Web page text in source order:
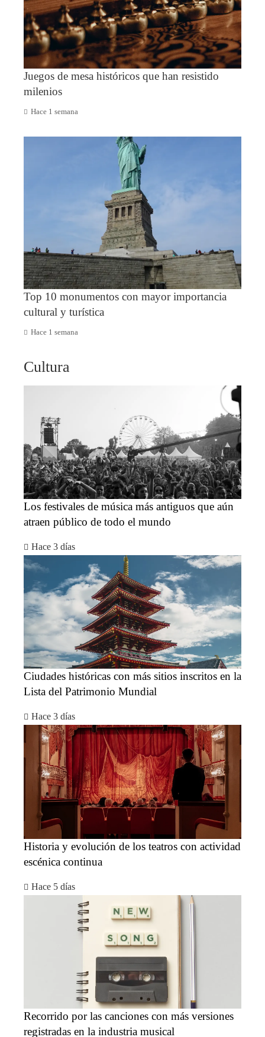
Juegos de mesa históricos que han resistido
milenios
Hace 1 semana
Top 10 monumentos con mayor importancia
cultural y turística
Hace 1 semana
Cultura
Los festivales de música más antiguos que aún
atraen público de todo el mundo
Hace 3 días
Ciudades históricas con más sitios inscritos en la
Lista del Patrimonio Mundial
Hace 3 días
Historia y evolución de los teatros con actividad
escénica continua
Hace 5 días
Recorrido por las canciones con más versiones
registradas en la industria musical